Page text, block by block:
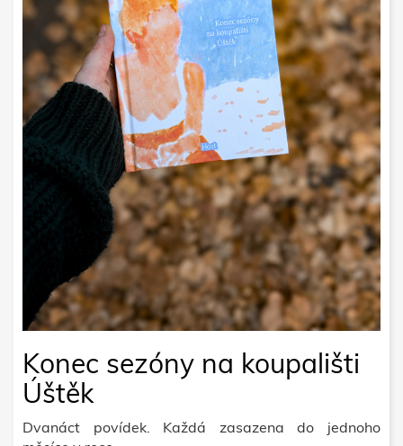
Konec sezóny na koupališti
Úštěk
Dvanáct povídek. Každá zasazena do jednoho